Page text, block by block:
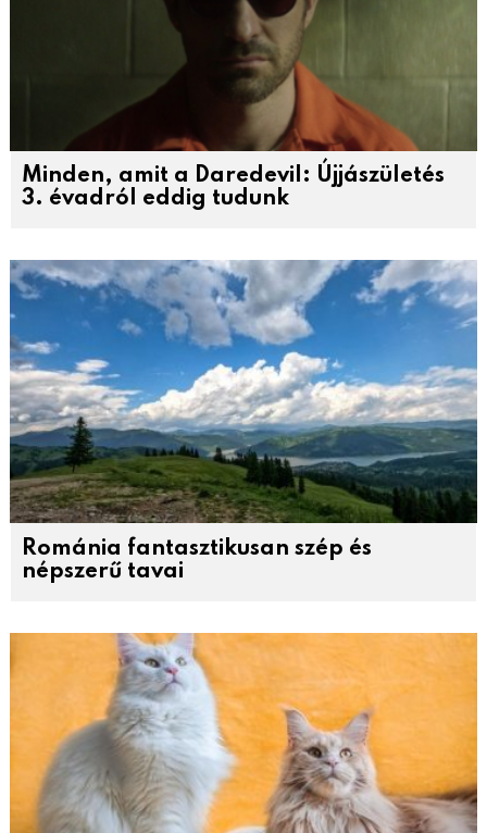
Minden, amit a Daredevil: Újjászületés
3. évadról eddig tudunk
Románia fantasztikusan szép és
népszerű tavai